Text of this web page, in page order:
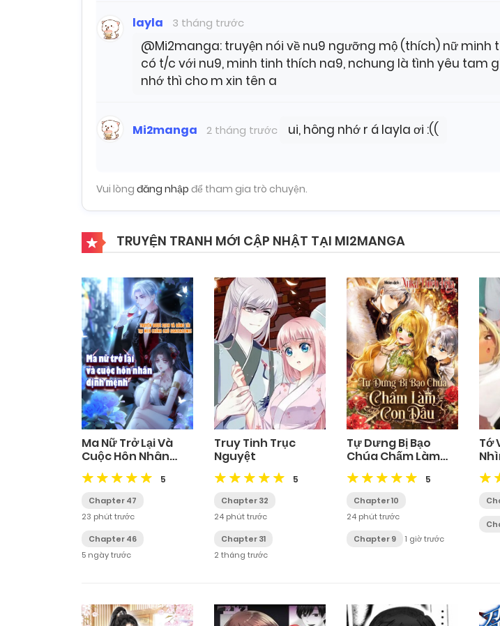
layla 3 tháng trước
@Mi2manga: truyện nói về nu9 ngưỡng mộ (thích) nữ
có t/c với nu9, minh tinh thích na9, nchung là tình yêu tam
nhớ thì cho m xin tên a
Mi2manga 2 tháng trước ui, hông nhớ r á layla ơi :((
Vui lòng đăng nhập để tham gia trò chuyện.
TRUYỆN TRANH MỚI CẬP NHẬT TẠI MI2MANGA
Ma Nữ Trở Lại Và
Cuộc Hôn Nhân
Định Mệnh
5
Chapter 47
23 phút trước
Chapter 46
5 ngày trước
Truy Tinh Trục
Nguyệt
5
Chapter 32
24 phút trước
Chapter 31
2 tháng trước
Tự Dưng Bị Bạo
Chúa Chấm Làm
Con Dâu
5
Chapter 10
24 phút trước
Chapter 9
1 giờ trước
Tớ